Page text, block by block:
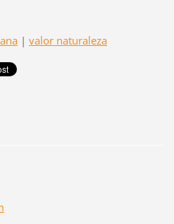
| valor naturaleza